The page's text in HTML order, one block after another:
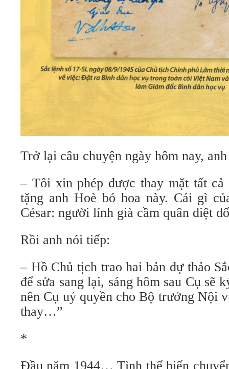
Trở lại câu chuyện ngày hôm nay,
– Tôi xin phép được thay mặt tất
tặng anh Hoè bó hoa này. Cái gì
César: người lính già cầm quân diệt
Rồi anh nói tiếp:
– Hồ Chủ tịch trao hai bản dự thảo
để sửa sang lại, sáng hôm sau Cụ
nên Cụ uỷ quyền cho Bộ trưởng Nội
thay…”
*
Đầu năm 1944… Tình thế biến